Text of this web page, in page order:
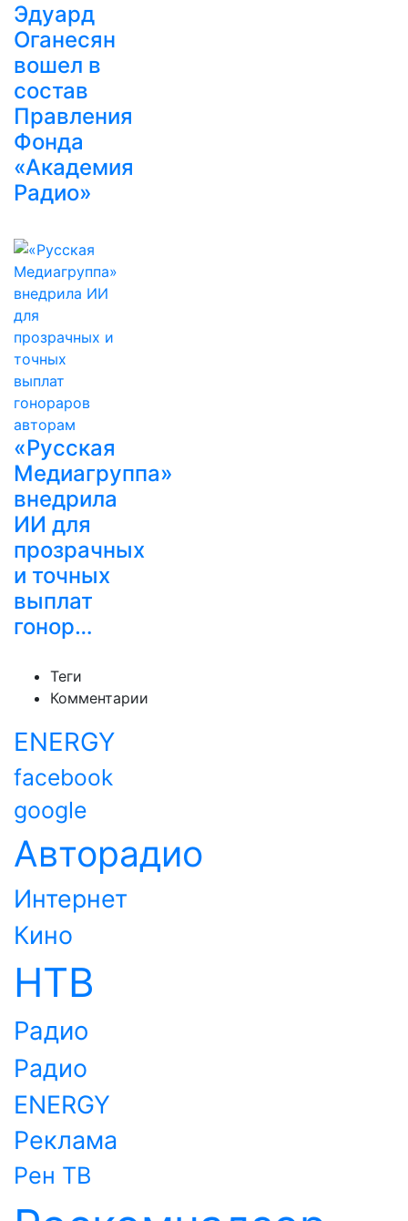
Эдуард
Оганесян
вошел в
состав
Правления
Фонда
«Академия
Радио»
«Русская
Медиагруппа»
внедрила
ИИ для
прозрачных
и точных
выплат
гонор…
Теги
Комментарии
ENERGY
facebook
google
Авторадио
Интернет
Кино
НТВ
Радио
Радио
ENERGY
Реклама
Рен ТВ